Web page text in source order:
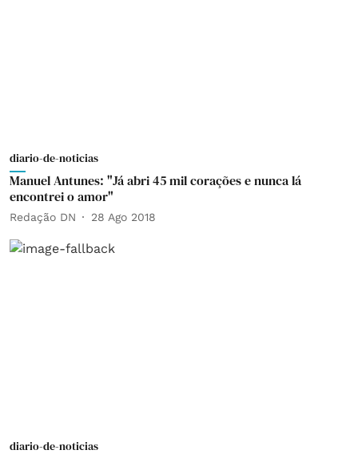
diario-de-noticias
Manuel Antunes: "Já abri 45 mil corações e nunca lá
encontrei o amor"
Redação DN 28 Ago 2018
diario-de-noticias